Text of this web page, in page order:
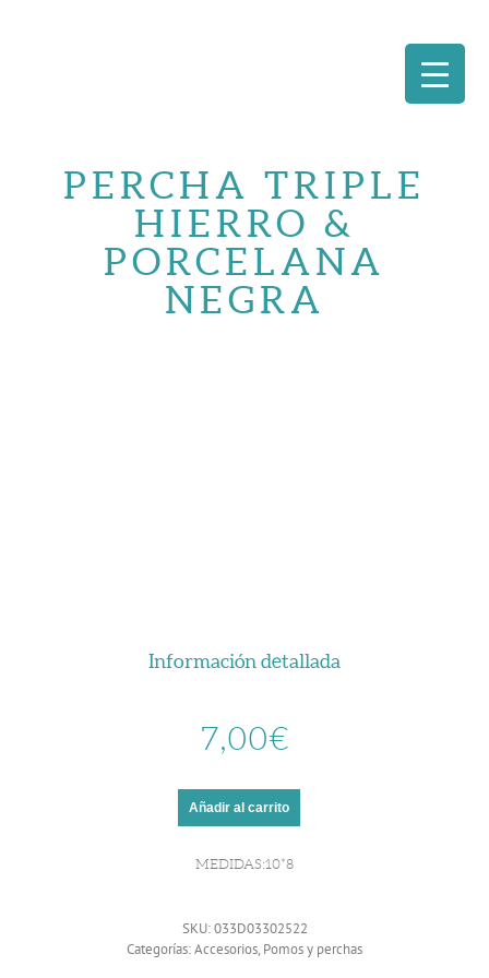
PERCHA TRIPLE
HIERRO &
PORCELANA
NEGRA
Información detallada
7,00€
Añadir al carrito
MEDIDAS:10*8
SKU:033D03302522
Categorías:Accesorios, Pomos y perchas